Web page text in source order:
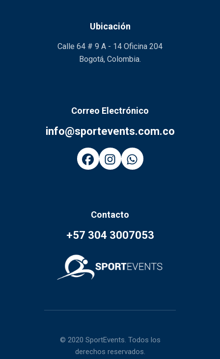
Ubicación
Calle 64 # 9 A - 14 Oficina 204
Bogotá, Colombia.
Correo Electrónico
info@sportevents.com.co
Contacto
+57 304 3007053
© 2020 SportEvents. Todos los
derechos reservados.